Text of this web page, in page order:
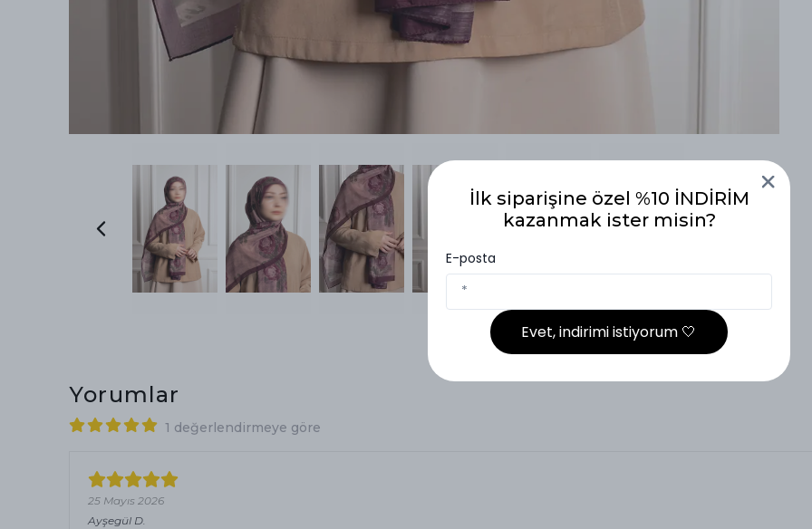
Yorumlar
1 değerlendirmeye göre
25 Mayıs 2026
Ayşegül D.
İlk siparişine özel %10 İNDİRİM
kazanmak ister misin?
E-posta
Evet, indirimi istiyorum 🤍